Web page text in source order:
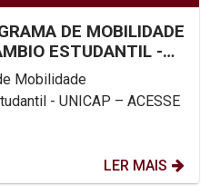
DE MOBILIDADE
ESTUDANTIL -
Mobilidade
- UNICAP – ACESSE
LER MAIS